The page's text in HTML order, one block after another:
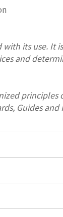
its use. It
and
principles
Guides and